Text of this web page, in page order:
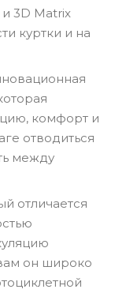
3D Matrix
куртки и на
комфорт и
отводиться
между
отличается
он широко